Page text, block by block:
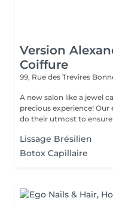
Version
Coiffure
99, Rue des Trevires
A new salon like a jewel
precious experience!
do their utmost to ensure
Lissage Brésilien
Botox Capillaire